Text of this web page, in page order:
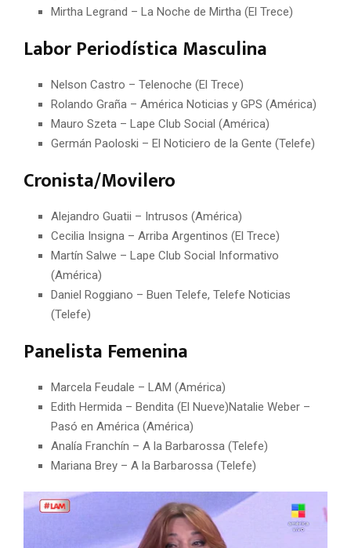
Mirtha Legrand – La Noche de Mirtha (El Trece)
Labor Periodística Masculina
Nelson Castro – Telenoche (El Trece)
Rolando Graña – América Noticias y GPS (América)
Mauro Szeta – Lape Club Social (América)
Germán Paoloski – El Noticiero de la Gente (Telefe)
Cronista/Movilero
Alejandro Guatii – Intrusos (América)
Cecilia Insigna – Arriba Argentinos (El Trece)
Martín Salwe – Lape Club Social Informativo
(América)
Daniel Roggiano – Buen Telefe, Telefe Noticias
(Telefe)
Panelista Femenina
Marcela Feudale – LAM (América)
Edith Hermida – Bendita (El Nueve)Natalie Weber –
Pasó en América (América)
Analía Franchín – A la Barbarossa (Telefe)
Mariana Brey – A la Barbarossa (Telefe)